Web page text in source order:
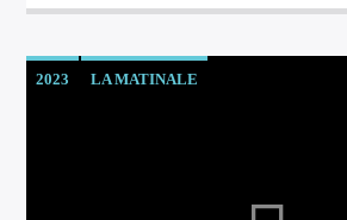
2023 LA MATINALE